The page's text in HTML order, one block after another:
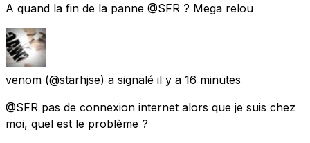
A quand la fin de la panne @SFR ? Mega relou
venom (@starhjse) a signalé il y a 16 minutes
@SFR pas de connexion internet alors que je suis chez
moi, quel est le problème ?